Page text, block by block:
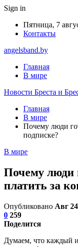
Sign in
Пятница, 7
Контакты
angelsband.by
Главная
В мире
Новости Бреста и
Главная
В мире
Почему люди
подписке?
В мире
Почему люди
платить за
Опубликовано Авг
0 259
Поделится
Думаем, что каждый